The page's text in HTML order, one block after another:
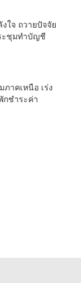
ใจ ถวายปัจจัย
ะชุมทำบัญชี
า 300 รูป ที่วัด
าคเหนือ เร่ง
กชำระค่า